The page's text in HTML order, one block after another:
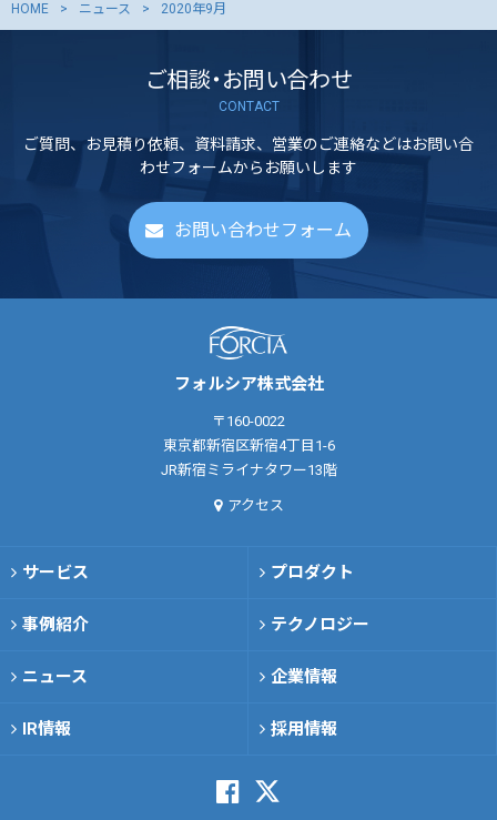
HOME ニュース 2020年9月
ご相談・お問い合わせ
CONTACT
ご質問、お見積り依頼、資料請求、営業のご連絡などはお問い合
わせフォームからお願いします
お問い合わせフォーム
フォルシア株式会社
〒160-0022
東京都新宿区新宿4丁目1-6
JR新宿ミライナタワー13階
アクセス
サービス プロダクト
事例紹介 テクノロジー
ニュース 企業情報
IR情報 採用情報